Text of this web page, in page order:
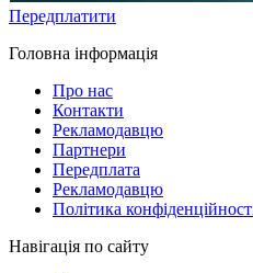
Передплатити
Головна інформація
Про нас
Контакти
Рекламодавцю
Партнери
Передплата
Рекламодавцю
Політика
Навігація по сайту